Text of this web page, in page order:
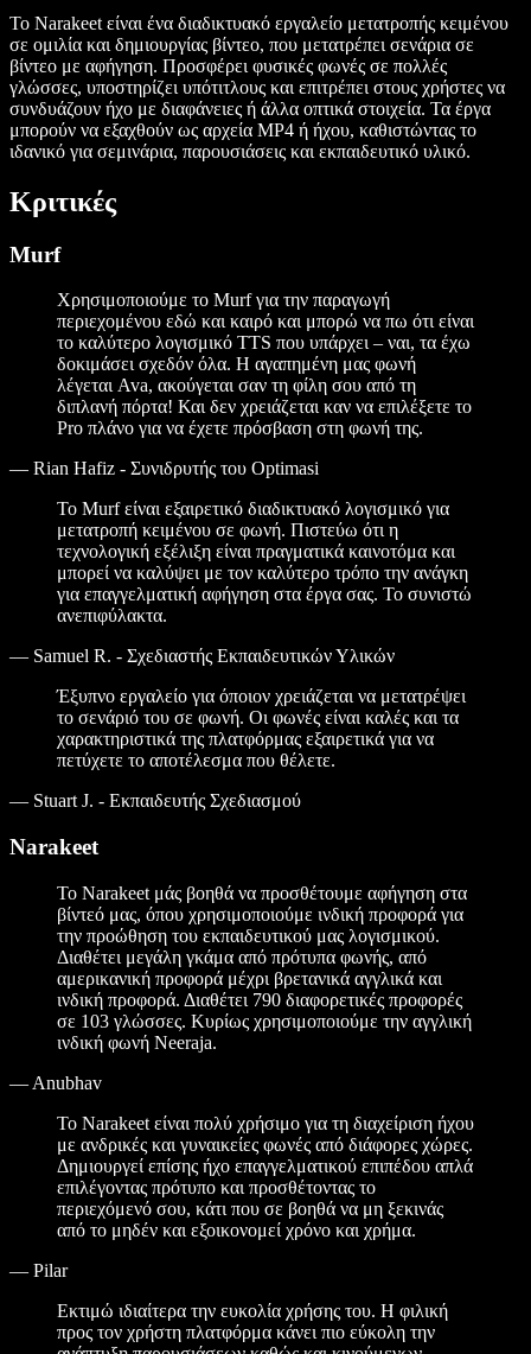
Το Narakeet είναι ένα διαδικτυακό εργαλείο μετατροπής κειμένου
σε ομιλία και δημιουργίας βίντεο, που μετατρέπει σενάρια σε
βίντεο με αφήγηση. Προσφέρει φυσικές φωνές σε πολλές
γλώσσες, υποστηρίζει υπότιτλους και επιτρέπει στους χρήστες να
συνδυάζουν ήχο με διαφάνειες ή άλλα οπτικά στοιχεία. Τα έργα
μπορούν να εξαχθούν ως αρχεία MP4 ή ήχου, καθιστώντας το
ιδανικό για σεμινάρια, παρουσιάσεις και εκπαιδευτικό υλικό.
Κριτικές
Murf
Χρησιμοποιούμε το Murf για την παραγωγή
περιεχομένου εδώ και καιρό και μπορώ να πω ότι είναι
το καλύτερο λογισμικό TTS που υπάρχει – ναι, τα έχω
δοκιμάσει σχεδόν όλα. Η αγαπημένη μας φωνή
λέγεται Ava, ακούγεται σαν τη φίλη σου από τη
διπλανή πόρτα! Και δεν χρειάζεται καν να επιλέξετε το
Pro πλάνο για να έχετε πρόσβαση στη φωνή της.
— Rian Hafiz - Συνιδρυτής του Optimasi
Το Murf είναι εξαιρετικό διαδικτυακό λογισμικό για
μετατροπή κειμένου σε φωνή. Πιστεύω ότι η
τεχνολογική εξέλιξη είναι πραγματικά καινοτόμα και
μπορεί να καλύψει με τον καλύτερο τρόπο την ανάγκη
για επαγγελματική αφήγηση στα έργα σας. Το συνιστώ
ανεπιφύλακτα.
— Samuel R. - Σχεδιαστής Εκπαιδευτικών Υλικών
Έξυπνο εργαλείο για όποιον χρειάζεται να μετατρέψει
το σενάριό του σε φωνή. Οι φωνές είναι καλές και τα
χαρακτηριστικά της πλατφόρμας εξαιρετικά για να
πετύχετε το αποτέλεσμα που θέλετε.
— Stuart J. - Εκπαιδευτής Σχεδιασμού
Narakeet
Το Narakeet μάς βοηθά να προσθέτουμε αφήγηση στα
βίντεό μας, όπου χρησιμοποιούμε ινδική προφορά για
την προώθηση του εκπαιδευτικού μας λογισμικού.
Διαθέτει μεγάλη γκάμα από πρότυπα φωνής, από
αμερικανική προφορά μέχρι βρετανικά αγγλικά και
ινδική προφορά. Διαθέτει 790 διαφορετικές προφορές
σε 103 γλώσσες. Κυρίως χρησιμοποιούμε την αγγλική
ινδική φωνή Neeraja.
— Anubhav
Το Narakeet είναι πολύ χρήσιμο για τη διαχείριση ήχου
με ανδρικές και γυναικείες φωνές από διάφορες χώρες.
Δημιουργεί επίσης ήχο επαγγελματικού επιπέδου απλά
επιλέγοντας πρότυπο και προσθέτοντας το
περιεχόμενό σου, κάτι που σε βοηθά να μη ξεκινάς
από το μηδέν και εξοικονομεί χρόνο και χρήμα.
— Pilar
Εκτιμώ ιδιαίτερα την ευκολία χρήσης του. Η φιλική
προς τον χρήστη πλατφόρμα κάνει πιο εύκολη την